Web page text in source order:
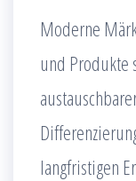
Moderne
und Produkte
langfristigen